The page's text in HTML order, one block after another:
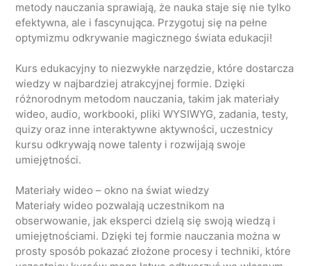
metody nauczania sprawiają, że nauka staje się nie tylko
efektywna, ale i fascynująca. Przygotuj się na pełne
optymizmu odkrywanie magicznego świata edukacji!
Kurs edukacyjny to niezwykłe narzędzie, które dostarcza
wiedzy w najbardziej atrakcyjnej formie. Dzięki
różnorodnym metodom nauczania, takim jak materiały
wideo, audio, workbooki, pliki WYSIWYG, zadania, testy,
quizy oraz inne interaktywne aktywności, uczestnicy
kursu odkrywają nowe talenty i rozwijają swoje
umiejętności.
Materiały wideo – okno na świat wiedzy
Materiały wideo pozwalają uczestnikom na
obserwowanie, jak eksperci dzielą się swoją wiedzą i
umiejętnościami. Dzięki tej formie nauczania można w
prosty sposób pokazać złożone procesy i techniki, które